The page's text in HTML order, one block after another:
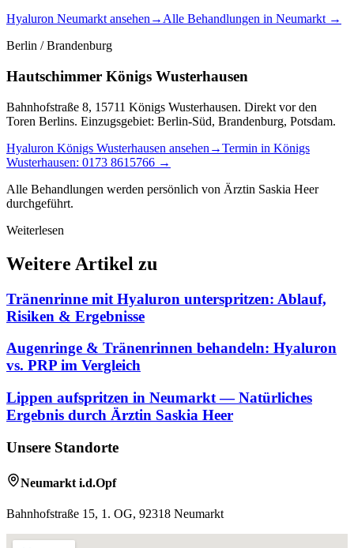
Hyaluron Neumarkt ansehen → Alle Behandlungen in Neumarkt →
Berlin / Brandenburg
Hautschimmer Königs Wusterhausen
Bahnhofstraße 8, 15711 Königs Wusterhausen. Direkt vor den
Toren Berlins. Einzugsgebiet: Berlin-Süd, Brandenburg, Potsdam.
Hyaluron Königs Wusterhausen ansehen →Termin in Königs
Wusterhausen: 0173 8615766 →
Alle Behandlungen werden persönlich von Ärztin Saskia Heer
durchgeführt.
Weiterlesen
Weitere Artikel zu
Tränenrinne mit Hyaluron unterspritzen: Ablauf,
Risiken & Ergebnisse
Augenringe & Tränenrinnen behandeln: Hyaluron
vs. PRP im Vergleich
Lippen aufspritzen in Neumarkt — Natürliches
Ergebnis durch Ärztin Saskia Heer
Unsere Standorte
Neumarkt i.d.Opf
Bahnhofstraße 15, 1. OG, 92318 Neumarkt